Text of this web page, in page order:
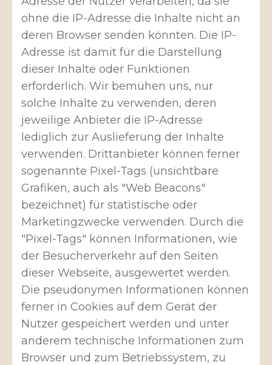
ohne die IP-Adresse die Inhalte nicht an
deren Browser senden könnten. Die IP-
Adresse ist damit für die Darstellung
dieser Inhalte oder Funktionen
erforderlich. Wir bemühen uns, nur
solche Inhalte zu verwenden, deren
jeweilige Anbieter die IP-Adresse
lediglich zur Auslieferung der Inhalte
verwenden. Drittanbieter können ferner
sogenannte Pixel-Tags (unsichtbare
Grafiken, auch als "Web Beacons"
bezeichnet) für statistische oder
Marketingzwecke verwenden. Durch die
"Pixel-Tags" können Informationen, wie
der Besucherverkehr auf den Seiten
dieser Webseite, ausgewertet werden.
Die pseudonymen Informationen können
ferner in Cookies auf dem Gerät der
Nutzer gespeichert werden und unter
anderem technische Informationen zum
Browser und zum Betriebssystem, zu